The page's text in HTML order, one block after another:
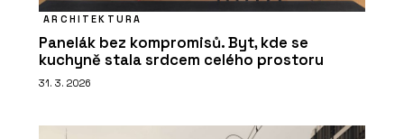
ARCHITEKTURA
Panelák bez kompromisů. Byt, kde se
kuchyně stala srdcem celého prostoru
31. 3. 2026